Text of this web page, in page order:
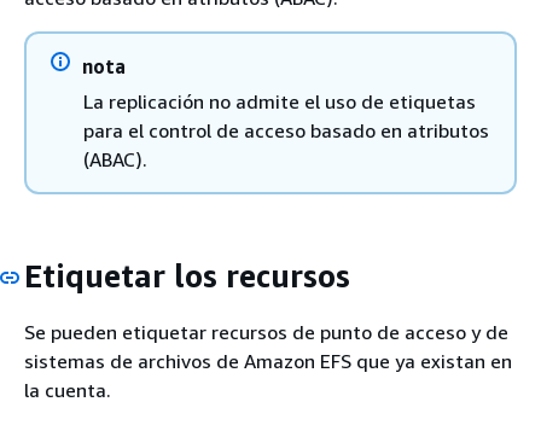
nota
La replicación no admite el uso de etiquetas
para el control de acceso basado en atributos
(ABAC).
Etiquetar los recursos
Se pueden etiquetar recursos de punto de acceso y de
sistemas de archivos de Amazon EFS que ya existan en
la cuenta.